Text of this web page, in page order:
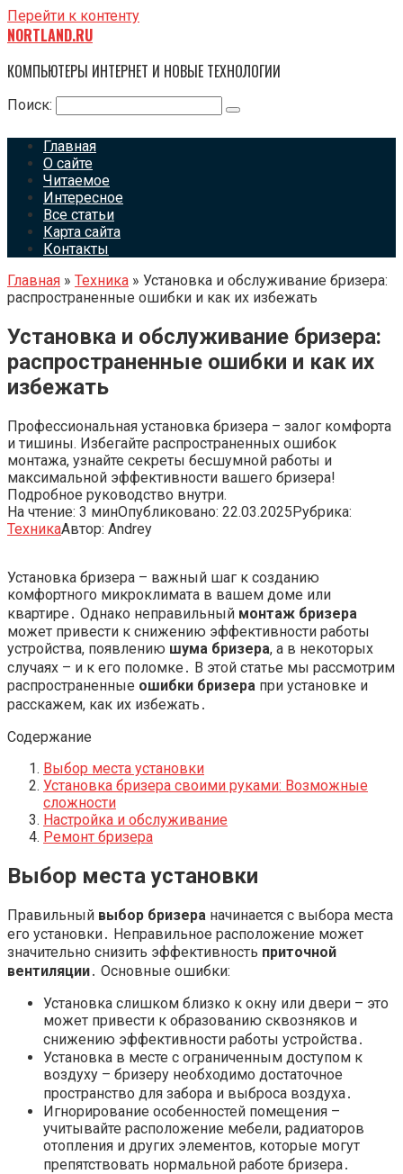
Перейти к контенту
NORTLAND.RU
КОМПЬЮТЕРЫ ИНТЕРНЕТ И НОВЫЕ ТЕХНОЛОГИИ
Поиск:
Главная
О сайте
Читаемое
Интересное
Все статьи
Карта сайта
Контакты
Главная » Техника » Установка и обслуживание бризера:
распространенные ошибки и как их избежать
Установка и обслуживание бризера:
распространенные ошибки и как их
избежать
Профессиональная установка бризера – залог комфорта
и тишины. Избегайте распространенных ошибок
монтажа, узнайте секреты бесшумной работы и
максимальной эффективности вашего бризера!
Подробное руководство внутри.
На чтение: 3 минОпубликовано: 22.03.2025Рубрика:
ТехникаАвтор: Andrey
Установка бризера – важный шаг к созданию
комфортного микроклимата в вашем доме или
квартире․ Однако неправильный монтаж бризера
может привести к снижению эффективности работы
устройства, появлению шума бризера, а в некоторых
случаях – и к его поломке․ В этой статье мы рассмотрим
распространенные ошибки бризера при установке и
расскажем, как их избежать․
Содержание
Выбор места установки
Установка бризера своими руками: Возможные
сложности
Настройка и обслуживание
Ремонт бризера
Выбор места установки
Правильный выбор бризера начинается с выбора места
его установки․ Неправильное расположение может
значительно снизить эффективность приточной
вентиляции․ Основные ошибки:
Установка слишком близко к окну или двери – это
может привести к образованию сквозняков и
снижению эффективности работы устройства․
Установка в месте с ограниченным доступом к
воздуху – бризеру необходимо достаточное
пространство для забора и выброса воздуха․
Игнорирование особенностей помещения –
учитывайте расположение мебели, радиаторов
отопления и других элементов, которые могут
препятствовать нормальной работе бризера․